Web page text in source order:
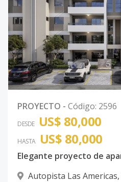
PROYECTO - Código: 2596
DESDE US$ 80,000
HASTA US$ 80,000
Autopista Las Americas,